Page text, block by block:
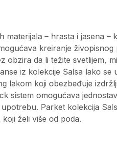
– hrasta i jasena –
kreiranje živopisnog
obzira da li težite svetlijem,
iz kolekcije Salsa lako se
lakom koji obezbeđuje
sistem omogućava
Parket kolekcija
želi više od poda.